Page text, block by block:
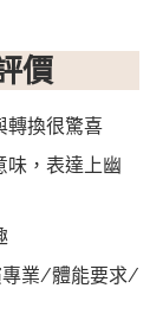
價
換很驚喜
，表達上幽
業/體能要求/